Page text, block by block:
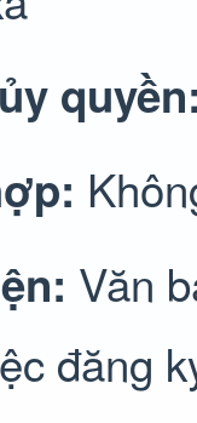
Văn
đăng